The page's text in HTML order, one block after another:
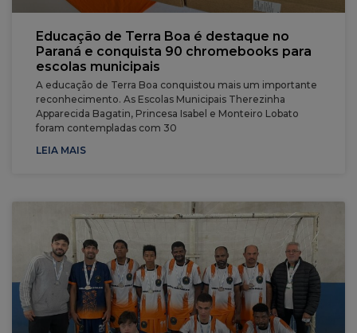
Educação de Terra Boa é destaque no
Paraná e conquista 90 chromebooks para
escolas municipais
A educação de Terra Boa conquistou mais um importante
reconhecimento. As Escolas Municipais Therezinha
Apparecida Bagatin, Princesa Isabel e Monteiro Lobato
foram contempladas com 30
LEIA MAIS